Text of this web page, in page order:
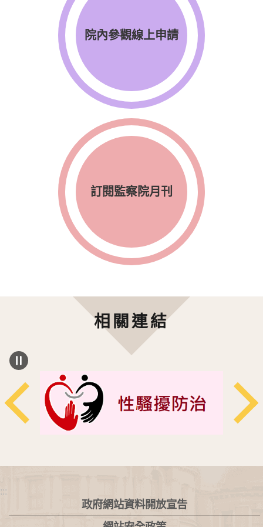
院內參觀線上申請
訂閱監察院月刊
相關連結
:::
政府網站資料開放宣告